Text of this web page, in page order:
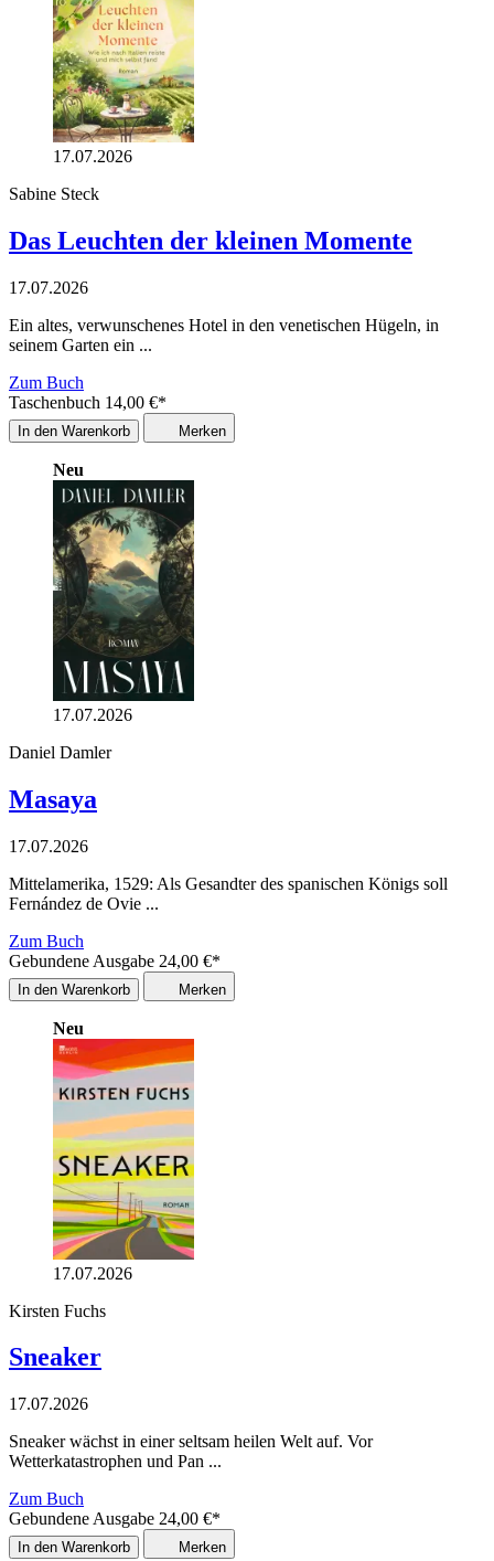
17.07.2026
Sabine Steck
Das Leuchten der kleinen Momente
17.07.2026
Ein altes, verwunschenes Hotel in den venetischen Hügeln, in
seinem Garten ein ...
Zum Buch
Taschenbuch 14,00 €*
In den Warenkorb Merken
Neu
17.07.2026
Daniel Damler
Masaya
17.07.2026
Mittelamerika, 1529: Als Gesandter des spanischen Königs soll
Fernández de Ovie ...
Zum Buch
Gebundene Ausgabe 24,00 €*
In den Warenkorb Merken
Neu
17.07.2026
Kirsten Fuchs
Sneaker
17.07.2026
Sneaker wächst in einer seltsam heilen Welt auf. Vor
Wetterkatastrophen und Pan ...
Zum Buch
Gebundene Ausgabe 24,00 €*
In den Warenkorb Merken